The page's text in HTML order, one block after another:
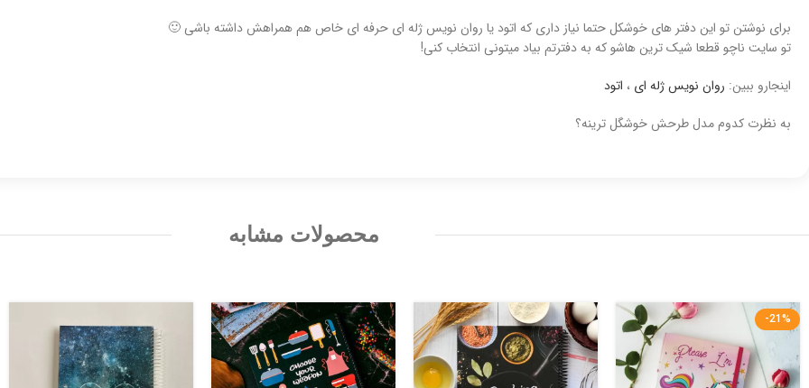
برای نوشتن تو این دفتر های خوشکل حتما نیاز داری که اتود یا روان نویس ژله ای حرفه ای خاص هم همراهش داشته باشی 🙂
تو سایت ناچو قطعا شیک ترین هاشو که به دفترتم بیاد میتونی انتخاب کنی!
اینجارو ببین: روان نویس ژله ای ، اتود
به نظرت کدوم مدل طرحش خوشگل ترینه؟
محصولات مشابه
-21%